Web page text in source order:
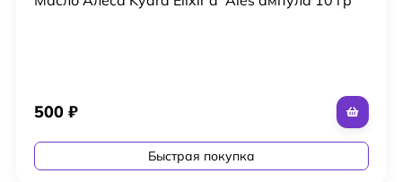
500 ₽
Быстрая покупка